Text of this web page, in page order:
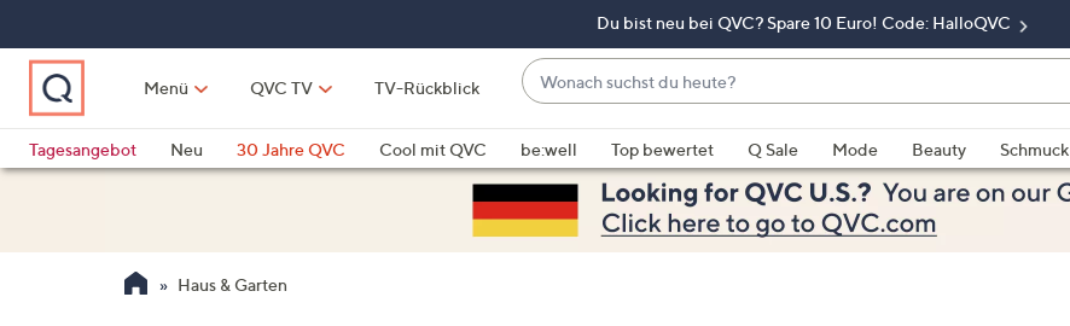
springen
Du bist neu bei QVC? Spare 10 Euro! Code: HalloQVC
Menü QVC TV TV-Rückblick
Wonach
suchst
du
heute?
Vorschläge
verfügbar
sind,
verwenden
Tagesangebot
Neu 30 Jahre QVC Cool mit QVC be:well Top bewertet Q Sale Mode Beauty Schmuck
Haus & Garten